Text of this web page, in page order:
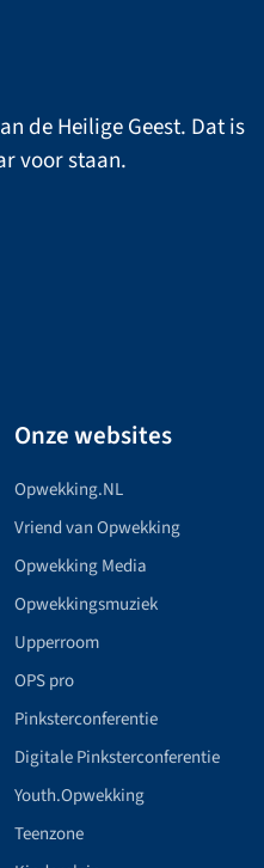
de Heilige Geest. Dat is
voor staan.
Onze websites
Opwekking.NL
Vriend van Opwekking
Opwekking Media
Opwekkingsmuziek
Upperroom
OPS pro
Pinksterconferentie
Digitale Pinksterconferentie
Youth.Opwekking
Teenzone